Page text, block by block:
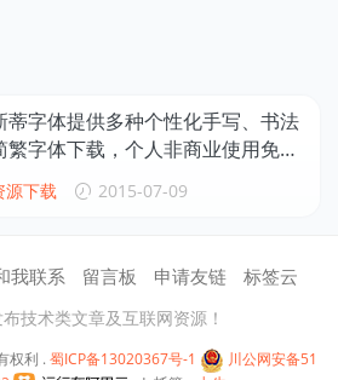
蒂字体提供多种个性化手写、书法
繁字体下载，个人非商业使用免
源下载 2015-07-09
我联系 留言板 申请友链 标签云
技术类文章及互联网资源！
权利 . 蜀ICP备13020367号-1
川公网安备51